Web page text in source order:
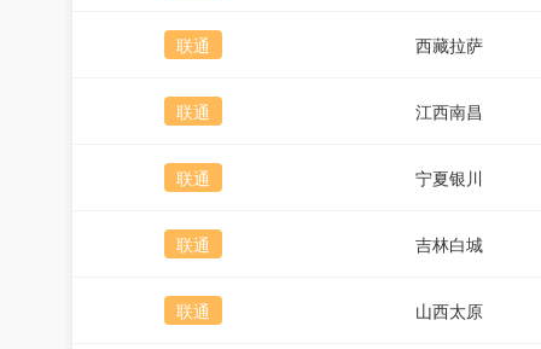
联通 西藏拉萨
联通 江西南昌
联通 宁夏银川
联通 吉林白城
联通 山西太原